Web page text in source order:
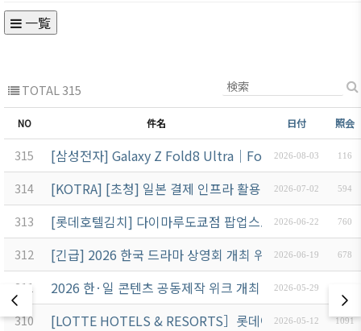
一覧
TOTAL 315
NO 件名 日付 照会
315 [삼성전자] Galaxy Z Fold8 Ultra│Fold8│Flip8 발매
2026-08-03 116
314 [KOTRA] [초청] 일본 결제 인프라 활용 설명회 안내 — 7
2026-07-02 594
313 [롯데호텔김치] 다이마루도쿄점 팝업스토어 개최 안내
2026-06-22 760
312 [긴급] 2026 한국 드라마 상영회 개최 위탁용역 입찰공고
2026-06-19 678
311 2026 한·일 콘텐츠 공동제작 위크 개최 위탁용역 입찰공
2026-05-29
310 [LOTTE HOTELS & RESORTS］롯데아라이리조트 봄
2026-05-12 1091